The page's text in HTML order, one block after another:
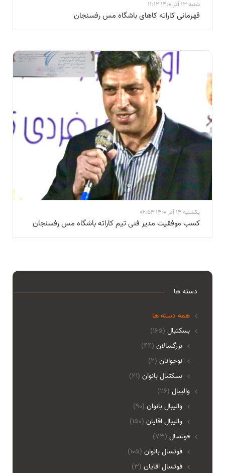
شنبه 13 آذر 1400 11:12
قهرمانی کاراته کاهای باشگاه مس رفسنجان
یکشنبه 14 آذر 1400 06:54
کسب موفقیت مدیر فنی تیم کاراته باشگاه مس رفسنجان
دسته ها
همه دسته ها
(165) بسکتبال
بزرگسالان (44)
نوجوانان (2)
بسکتبال بانوان (21)
(116) والیبال
واليبال بانوان (90)
واليبال اقايان (150)
(73) فوتسال
فوتسال بانوان (105)
فوتسال اقايان (3)